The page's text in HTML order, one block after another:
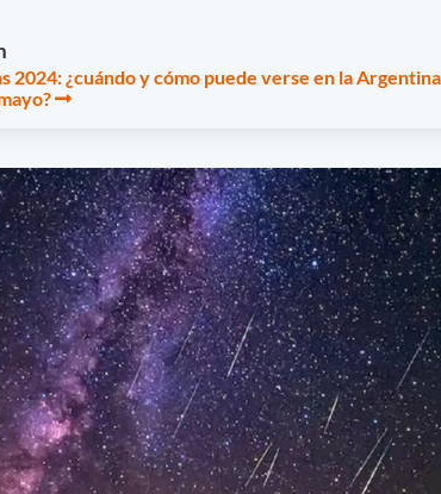
2024: ¿cuándo y cómo puede verse en la